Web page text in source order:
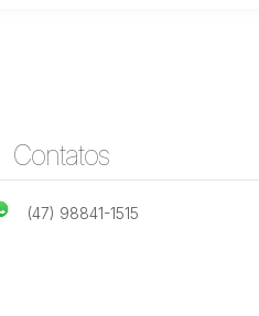
Contatos
(47) 98841-1515